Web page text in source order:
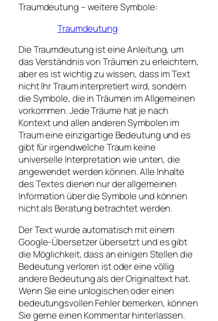
Traumdeutung – weitere Symbole:
Traumdeutung
Die Traumdeutung ist eine Anleitung, um
das Verständnis von Träumen zu erleichtern,
aber es ist wichtig zu wissen, dass im Text
nicht Ihr Traum interpretiert wird, sondern
die Symbole, die in Träumen im Allgemeinen
vorkommen. Jede Träume hat je nach
Kontext und allen anderen Symbolen im
Traum eine einzigartige Bedeutung und es
gibt für irgendwelche Traum keine
universelle Interpretation wie unten, die
angewendet werden können. Alle Inhalte
des Textes dienen nur der allgemeinen
Information über die Symbole und können
nicht als Beratung betrachtet werden.
Der Text wurde automatisch mit einem
Google-Übersetzer übersetzt und es gibt
die Möglichkeit, dass an einigen Stellen die
Bedeutung verloren ist oder eine völlig
andere Bedeutung als der Originaltext hat.
Wenn Sie eine unlogischen oder einen
bedeutungsvollen Fehler bemerken, können
Sie gerne einen Kommentar hinterlassen.